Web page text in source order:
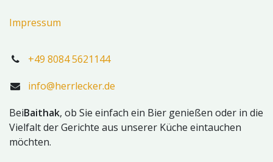
Impressum
+49 8084 5621144
info@herrlecker.de
BeiBaithak, ob Sie einfach ein Bier genießen oder in die
Vielfalt der Gerichte aus unserer Küche eintauchen
möchten.